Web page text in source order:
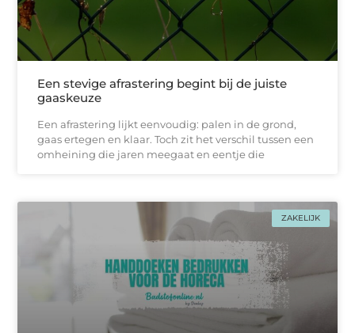
Een stevige afrastering begint bij de juiste
gaaskeuze
Een afrastering lijkt eenvoudig: palen in de grond,
gaas ertegen en klaar. Toch zit het verschil tussen een
omheining die jaren meegaat en eentje die
ZAKELIJK